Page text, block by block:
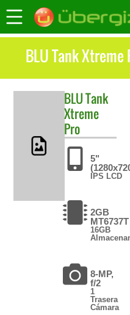
BLU Tank Xtreme
BLUTank
Xtreme
Pro
5"
IPS LCD
2GB
16GB
8-MP,
f/2
1
Trasera
Cámara